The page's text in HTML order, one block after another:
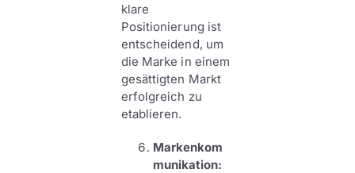
klare
Positionierung ist
entscheidend, um
die Marke in einem
gesättigten Markt
erfolgreich zu
etablieren.
Markenkom
munikation: